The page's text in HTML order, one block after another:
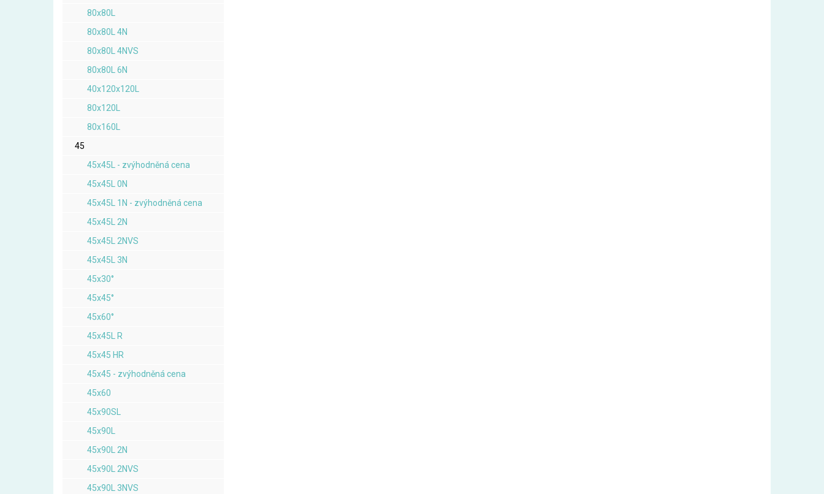
80x80L
80x80L 4N
80x80L 4NVS
80x80L 6N
40x120x120L
80x120L
80x160L
45
45x45L - zvýhodněná cena
45x45L 0N
45x45L 1N - zvýhodněná cena
45x45L 2N
45x45L 2NVS
45x45L 3N
45x30°
45x45°
45x60°
45x45L R
45x45 HR
45x45 - zvýhodněná cena
45x60
45x90SL
45x90L
45x90L 2N
45x90L 2NVS
45x90L 3NVS